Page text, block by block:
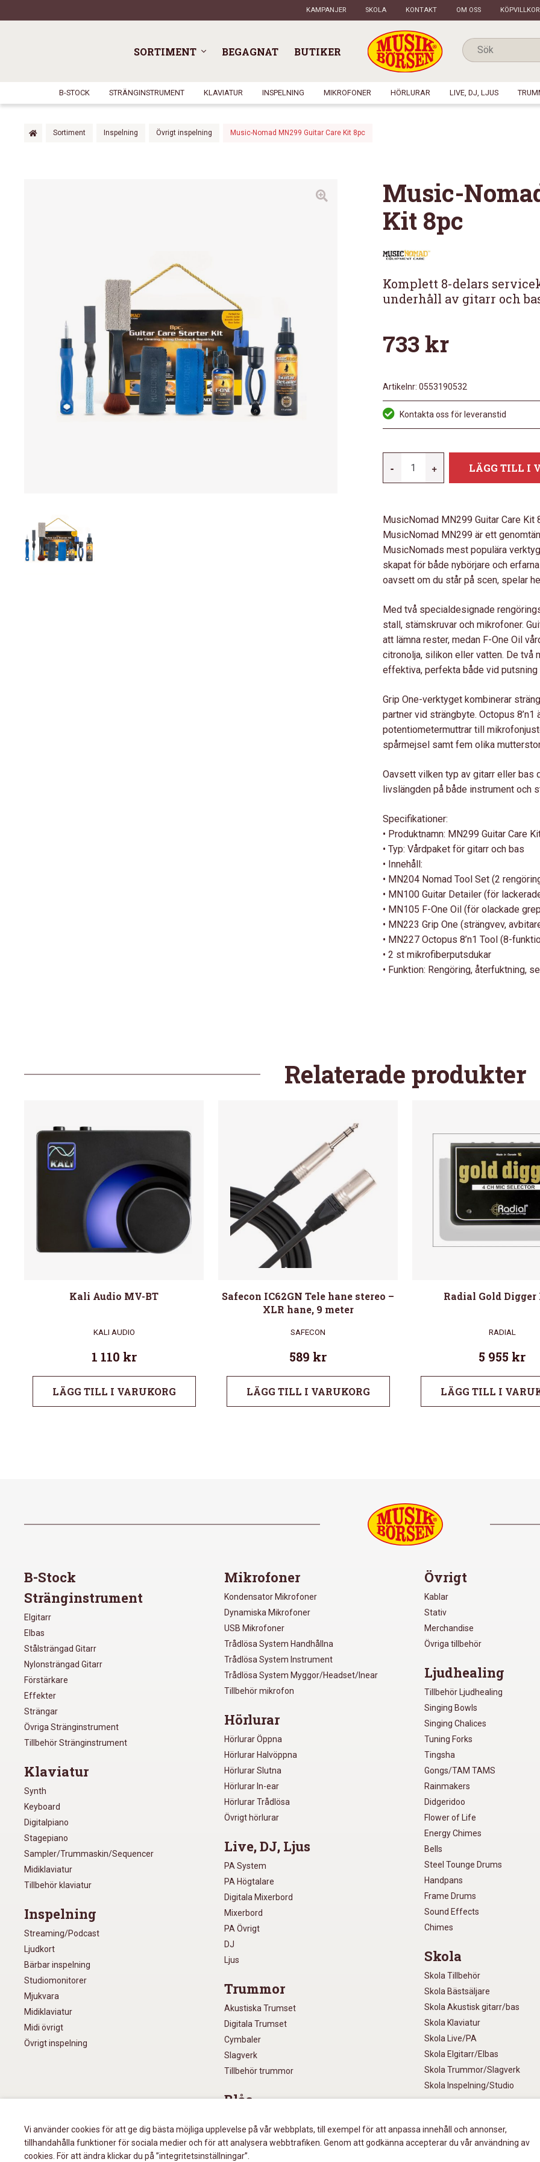
KAMPANJER SKOLA KONTAKT OM OSS
SORTIMENT BEGAGNAT BUTIKER
B-STOCK STRÄNGINSTRUMENT KLAVIATUR INSPELNING MIKROFONER HÖRLURAR LIVE, DJ, LJUS
Sortiment Inspelning Övrigt inspelning Music-Nomad MN299 Guitar Care Kit 8pc
Music-
Kit 8pc
Komplett 8-delars
underhåll av gitarr och
733kr
Artikelnr: 0553190532
Kontakta oss för leveranstid
-
NOMAD
CARE
KIT
8PC
MÄNGD
+ LÄGG TILL I
MusicNomad MN299 Guitar Care
MusicNomad MN299 är ett
MusicNomads mest populära
skapat för både nybörjare och
oavsett om du står på scen, spelar
Med två specialdesignade
stall, stämskruvar och mikrofoner.
att lämna rester, medan F-One Oil
citronolja, silikon eller vatten. De två
effektiva, perfekta både vid
Grip One-verktyget kombinerar
partner vid strängbyte. Octopus
potentiometermuttrar till
spårmejsel samt fem olika
Oavsett vilken typ av gitarr eller bas
livslängden på både instrument och
Specifikationer:
• Produktnamn: MN299 Guitar Care
• Typ: Vårdpaket för gitarr och bas
• Innehåll:
• MN204 Nomad Tool Set (2
• MN100 Guitar Detailer (för
• MN105 F-One Oil (för olackade
• MN223 Grip One (strängvev,
• MN227 Octopus 8’n1 Tool (8-
• 2 st mikrofiberputsdukar
• Funktion: Rengöring, återfuktning,
Relaterade produkter
Kali Audio MV-BT
KALI AUDIO
1 110 kr
LÄGG TILL I VARUKORG
Safecon IC62GN Tele hane stereo –
XLR hane, 9 meter
SAFECON
589 kr
LÄGG TILL I VARUKORG
Radial Gold Digger
RADIAL
5 955 kr
LÄGG TILL I
B-Stock
Stränginstrument
Elgitarr
Elbas
Stålsträngad Gitarr
Nylonsträngad Gitarr
Förstärkare
Effekter
Strängar
Övriga Stränginstrument
Tillbehör Stränginstrument
Klaviatur
Synth
Keyboard
Digitalpiano
Stagepiano
Sampler/Trummaskin/Sequencer
Midiklaviatur
Tillbehör klaviatur
Inspelning
Streaming/Podcast
Ljudkort
Bärbar inspelning
Studiomonitorer
Mjukvara
Midiklaviatur
Midi övrigt
Övrigt inspelning
Mikrofoner
Kondensator Mikrofoner
Dynamiska Mikrofoner
USB Mikrofoner
Trådlösa System Handhållna
Trådlösa System Instrument
Trådlösa System Myggor/Headset/Inear
Tillbehör mikrofon
Hörlurar
Hörlurar Öppna
Hörlurar Halvöppna
Hörlurar Slutna
Hörlurar In-ear
Hörlurar Trådlösa
Övrigt hörlurar
Live, DJ, Ljus
PA System
PA Högtalare
Digitala Mixerbord
Mixerbord
PA Övrigt
DJ
Ljus
Trummor
Akustiska Trumset
Digitala Trumset
Cymbaler
Slagverk
Tillbehör trummor
Blås
Blåsinstrument
Övrigt blås
Övrigt
Kablar
Stativ
Merchandise
Övriga tillbehör
Ljudhealing
Tillbehör Ljudhealing
Singing Bowls
Singing Chalices
Tuning Forks
Tingsha
Gongs/TAM TAMS
Rainmakers
Didgeridoo
Flower of Life
Energy Chimes
Bells
Steel Tounge Drums
Handpans
Frame Drums
Sound Effects
Chimes
Skola
Skola Tillbehör
Skola Bästsäljare
Skola Akustisk gitarr/bas
Skola Klaviatur
Skola Live/PA
Skola Elgitarr/Elbas
Skola Trummor/Slagverk
Skola Inspelning/Studio
Vi använder cookies för att ge dig bästa möjliga upplevelse på vår webbplats, till exempel för att anpassa innehåll och annonser,
tillhandahålla funktioner för sociala medier och för att analysera webbtrafiken. Genom att godkänna accepterar du vår användning av
cookies. För att ändra klickar du på ”integritetsinställningar”.